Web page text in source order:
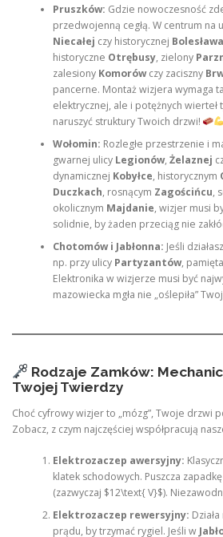
Pruszków: Gdzie nowoczesność
przedwojenną cegłą. W centrum na
Niecałej czy historycznej
historyczne Otrębusy, zielony
zalesiony Komorówczy zaciszny
pancerne. Montaż wizjera wymaga
elektrycznej, ale i potężnych wierteł
naruszyć struktury Twoich drzwi!
Wołomin: Rozległe przestrzenie i
gwarnej ulicy Legionów, Żelaznej
dynamicznej Kobyłce, historycznym
Duczkach, rosnącym Zagościńcu,
okolicznym Majdanie, wizjer musi
solidnie, by żaden przeciąg nie
Chotomów i Jabłonna: Jeśli
np. przy ulicy Partyzantów,
Elektronika w wizjerze musi być
mazowiecka mgła nie „oślepiła”
Rodzaje Zamków:
Twojej Twierdzy
Choć cyfrowy wizjer to „mózg”, Twoje drzwi
Zobacz, z czym najczęściej współpracują
Elektrozaczep awersyjny:
klatek schodowych. Puszcza
(zazwyczaj $12\text{ V}$).
Elektrozaczep rewersyjny:
prądu, by trzymać rygiel. Jeśli w